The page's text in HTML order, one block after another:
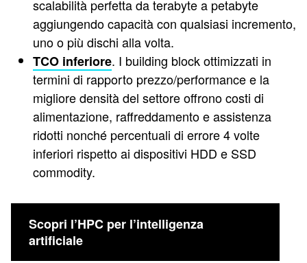
scalabilità perfetta da terabyte a petabyte
aggiungendo capacità con qualsiasi incremento,
uno o più dischi alla volta.
TCO inferiore. I building block ottimizzati in
termini di rapporto prezzo/performance e la
migliore densità del settore offrono costi di
alimentazione, raffreddamento e assistenza
ridotti nonché percentuali di errore 4 volte
inferiori rispetto ai dispositivi HDD e SSD
commodity.
Scopri l’HPC per l’intelligenza
artificiale